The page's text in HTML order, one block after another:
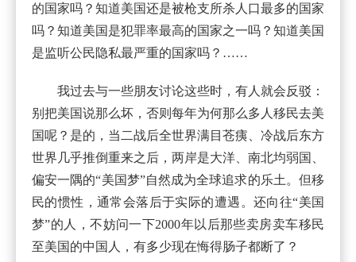
的国家吗？知道美国还是被枪支所杀人口最多的国家
吗？知道美国是犯罪率最高的国家之一吗？知道美国
是监听公民隐私最严重的国家吗？……
我过去与一些朋友讨论这些时，有人就会反驳：
别把美国说那么坏，否则每年为何那么多人移民去美
国呢？是的，当二战后全世界满目苍痍、冷战后东方
世界几乎推倒重来之后，两岸是大洋、南北均弱国、
偏安一隅的“美国梦”自然成为全球追求的乐土。但移
民的惯性，通常会落后于实际的遭遇。还向往“美国
梦”的人，不妨问一下2000年以后那些卖房卖车移民
至美国的中国人，有多少现在悔得肠子都断了？